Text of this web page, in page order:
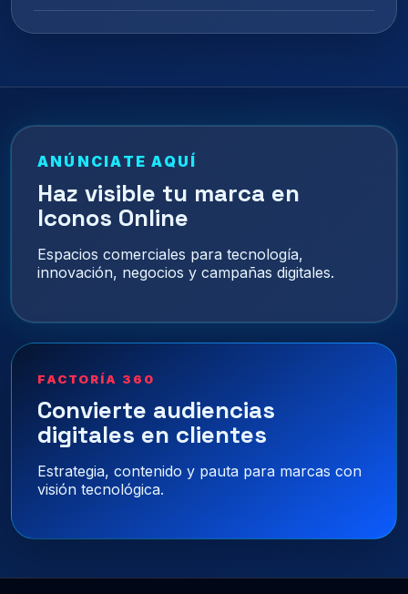
ANÚNCIATE AQUÍ
Haz visible tu marca en
Iconos Online
Espacios comerciales para tecnología,
innovación, negocios y campañas digitales.
FACTORÍA 360
Convierte audiencias
digitales en clientes
Estrategia, contenido y pauta para marcas con
visión tecnológica.